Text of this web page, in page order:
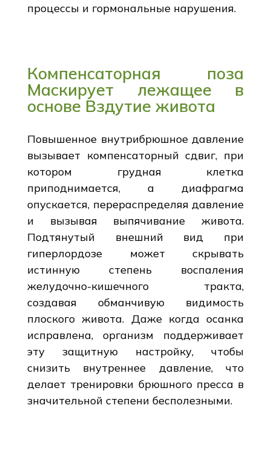
процессы и гормональные нарушения.
Компенсаторная поза
Маскирует лежащее в
основе Вздутие живота
Повышенное внутрибрюшное давление
вызывает компенсаторный сдвиг, при
котором грудная клетка
приподнимается, а диафрагма
опускается, перераспределяя давление
и вызывая выпячивание живота.
Подтянутый внешний вид при
гиперлордозе может скрывать
истинную степень воспаления
желудочно-кишечного тракта,
создавая обманчивую видимость
плоского живота. Даже когда осанка
исправлена, организм поддерживает
эту защитную настройку, чтобы
снизить внутреннее давление, что
делает тренировки брюшного пресса в
значительной степени бесполезными.